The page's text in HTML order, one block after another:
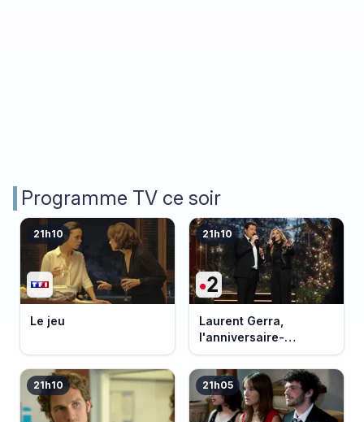
Programme TV ce soir
21h10
Le jeu
21h10
Laurent Gerra,
l'anniversaire-
événement
21h10 21h05